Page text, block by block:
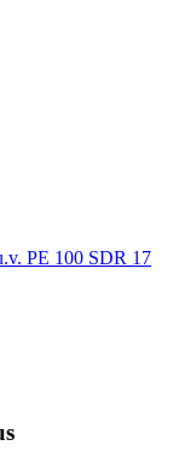
PE 100 SDR 17